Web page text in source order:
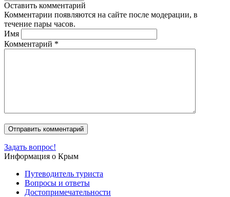
Оставить комментарий
Комментарии появляются на сайте после модерации, в
течение пары часов.
Имя
Комментарий *
Задать вопрос!
Информация о Крым
Путеводитель туриста
Вопросы и ответы
Достопримечательности